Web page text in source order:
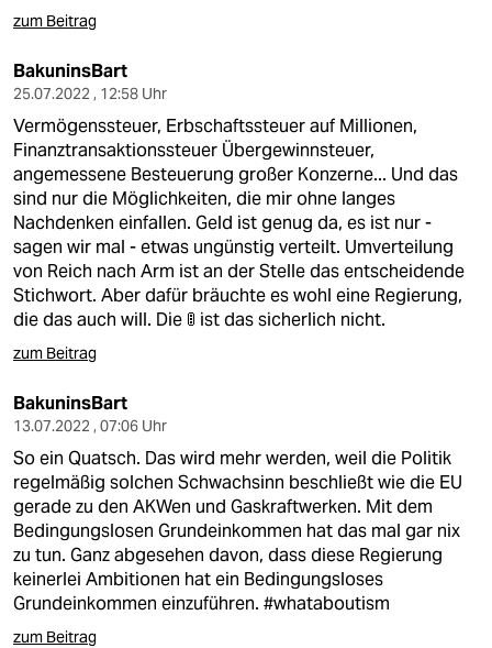
zum Beitrag
BakuninsBart
25.07.2022 , 12:58 Uhr
Vermögenssteuer, Erbschaftssteuer auf Millionen,
Finanztransaktionssteuer Übergewinnsteuer,
angemessene Besteuerung großer Konzerne... Und das
sind nur die Möglichkeiten, die mir ohne langes
Nachdenken einfallen. Geld ist genug da, es ist nur -
sagen wir mal - etwas ungünstig verteilt. Umverteilung
von Reich nach Arm ist an der Stelle das entscheidende
Stichwort. Aber dafür bräuchte es wohl eine Regierung,
die das auch will. Die 🚦 ist das sicherlich nicht.
zum Beitrag
BakuninsBart
13.07.2022 , 07:06 Uhr
So ein Quatsch. Das wird mehr werden, weil die Politik
regelmäßig solchen Schwachsinn beschließt wie die EU
gerade zu den AKWen und Gaskraftwerken. Mit dem
Bedingungslosen Grundeinkommen hat das mal gar nix
zu tun. Ganz abgesehen davon, dass diese Regierung
keinerlei Ambitionen hat ein Bedingungsloses
Grundeinkommen einzuführen. #whataboutism
zum Beitrag